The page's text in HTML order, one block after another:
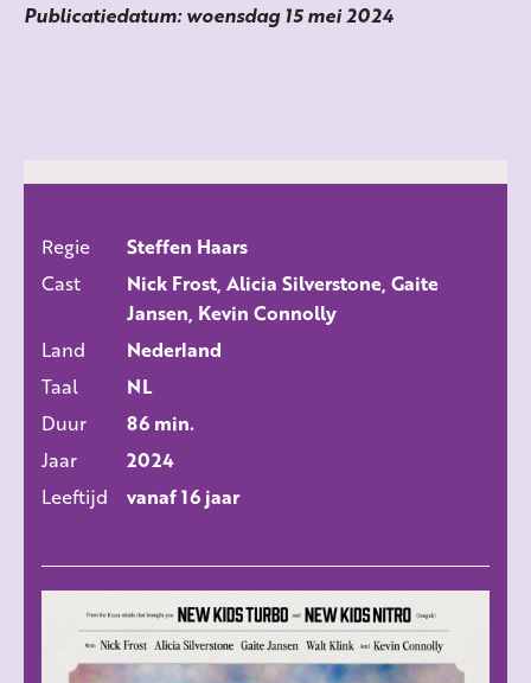
Publicatiedatum: woensdag 15 mei 2024
Regie
Steffen Haars
Cast
Nick Frost, Alicia Silverstone, Gaite
Jansen, Kevin Connolly
Land
Nederland
Taal
NL
Duur
86 min.
Jaar
2024
Leeftijd
vanaf 16 jaar